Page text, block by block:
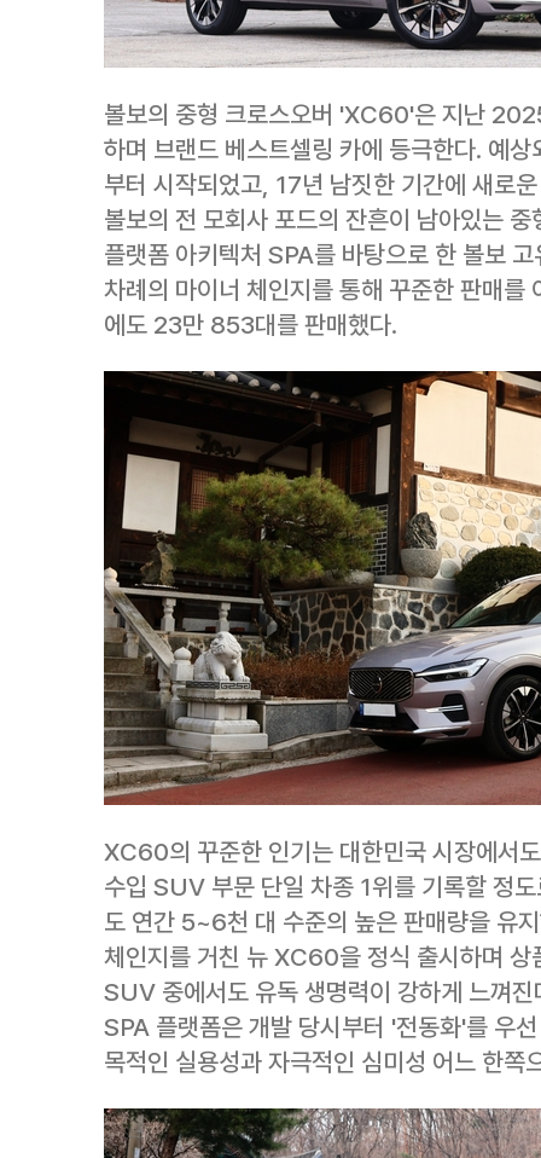
볼보의 중형 크로스오버 'XC60'은 지난
하며 브랜드 베스트셀링 카에 등극한다. 예
부터 시작되었고, 17년 남짓한 기간에 새로
볼보의 전 모회사 포드의 잔흔이 남아있는
플랫폼 아키텍처 SPA를 바탕으로 한 볼보
차례의 마이너 체인지를 통해 꾸준한 판매
에도 23만 853대를 판매했다.
XC60의 꾸준한 인기는 대한민국 시장에서
수입 SUV 부문 단일 차종 1위를 기록할 정
도 연간 5~6천 대 수준의 높은 판매량을 유
체인지를 거친 뉴 XC60을 정식 출시하며 상
SUV 중에서도 유독 생명력이 강하게 느껴
SPA 플랫폼은 개발 당시부터 '전동화'를 우
목적인 실용성과 자극적인 심미성 어느 한쪽